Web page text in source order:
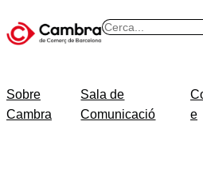
B
Sobre
Cambra
Sala de
Comunicació
e